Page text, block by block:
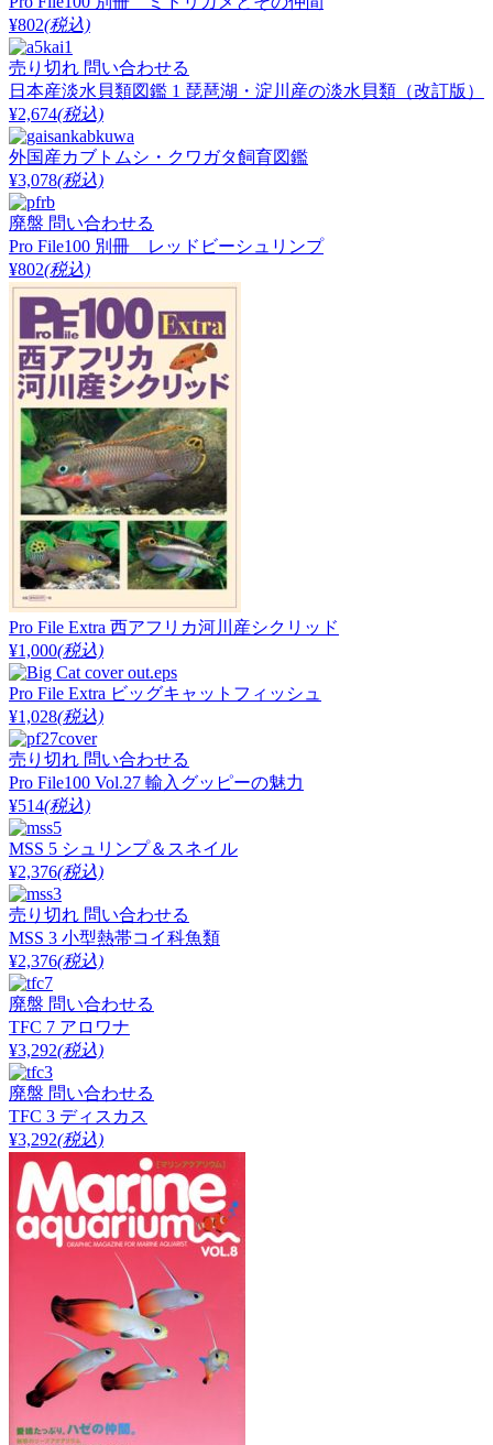
¥802(税込)
売り切れ 問い合わせる
日本産淡水貝類図鑑 1 琵琶湖・淀川産の淡水貝類（改訂版）
¥2,674(税込)
外国産カブトムシ・クワガタ飼育図鑑
¥3,078(税込)
廃盤 問い合わせる
Pro File100 別冊 レッドビーシュリンプ
¥802(税込)
Pro File Extra 西アフリカ河川産シクリッド
¥1,000(税込)
Pro File Extra ビッグキャットフィッシュ
¥1,028(税込)
売り切れ 問い合わせる
Pro File100 Vol.27 輸入グッピーの魅力
¥514(税込)
MSS 5 シュリンプ＆スネイル
¥2,376(税込)
売り切れ 問い合わせる
MSS 3 小型熱帯コイ科魚類
¥2,376(税込)
廃盤 問い合わせる
TFC 7 アロワナ
¥3,292(税込)
廃盤 問い合わせる
TFC 3 ディスカス
¥3,292(税込)